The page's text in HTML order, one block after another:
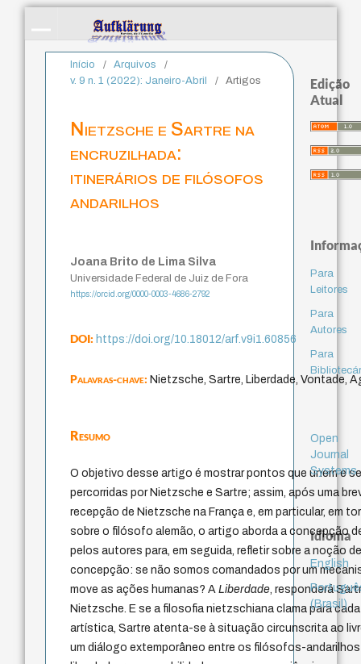
Início / Arquivos
/
v. 9 n. 1 (2022): Janeiro-Abril
/ Artigos
Nietzsche e Sartre na
encruzilhada:
itinerários de filósofos
andarilhos
Joana Brito de Lima Silva
Universidade Federal de Juiz de Fora
https://orcid.org/0000-0003-4686-2792
DOI:https://doi.org/10.18012/arf.v9i1.60856
Palavras-chave:Nietzsche, Sartre, Liberdade, Vontade,
Resumo
O objetivo desse artigo é mostrar pontos que unem e
percorridas por Nietzsche e Sartre; assim, após uma
recepção de Nietzsche na França e, em particular, em
sobre o filósofo alemão, o artigo aborda a concepção
pelos autores para, em seguida, refletir sobre a noção
concepção: se não somos comandados por um
move as ações humanas? ALiberdade, responderá
Nietzsche. E se a filosofia nietzschiana clama para
artística, Sartre atenta-se à situação circunscrita ao
um diálogo extemporâneo entre os filósofos-
Edição
Atual
Para
Leitores
Para
Autores
Para
Open
Journal
Systems
Idioma
English
(Brasil)